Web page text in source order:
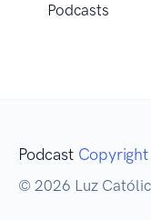
Podcasts
Podcast Copyright
© 2026 Luz